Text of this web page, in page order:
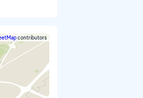
contributors